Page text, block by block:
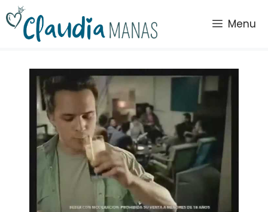
Saltar
al
contenido
Menu